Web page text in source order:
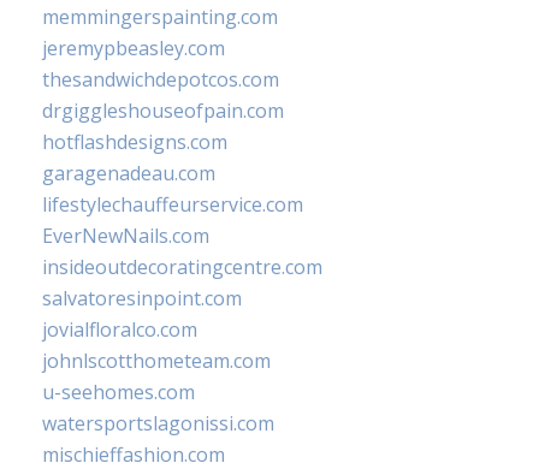
memmingerspainting.com
jeremypbeasley.com
thesandwichdepotcos.com
drgiggleshouseofpain.com
hotflashdesigns.com
garagenadeau.com
lifestylechauffeurservice.com
EverNewNails.com
insideoutdecoratingcentre.com
salvatoresinpoint.com
jovialfloralco.com
johnlscotthometeam.com
u-seehomes.com
watersportslagonissi.com
mischieffashion.com